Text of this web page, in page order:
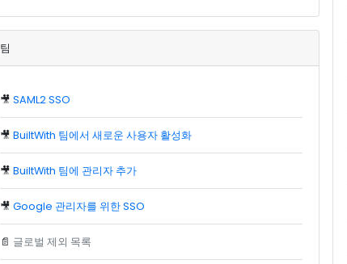
팀
🎥SAML2 SSO
🎥BuiltWith 팀에서 새로운 사용자 활성화
🎥BuiltWith 팀에 관리자 추가
🎥Google 관리자를 위한 SSO
📄 글로벌 제외 목록